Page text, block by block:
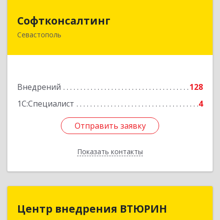
Софтконсалтинг
Севастополь
Внедрений
128
1С:Специалист
4
Отправить заявку
Показать контакты
299805, Севастополь г, Тыловое с, Лазурная ул,
Отправить заявку
Назад
Центр внедрения ВТЮРИН